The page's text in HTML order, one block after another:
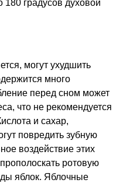
180 градусов духовой
могут ухудшить
много
перед сном может
что не рекомендуется
и сахар,
повредить зубную
воздействие этих
ротовую
яблок. Яблочные